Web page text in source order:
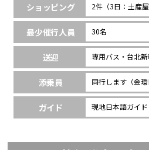
ショッピング 2件（3日：土産
最少催行人員 30名
送迎 専用バス・台北新
添乗員 同行します（金環
ガイド 現地日本語ガイド